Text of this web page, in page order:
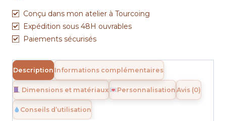
perles
tissées
AZURA
Conçu dans mon atelier à Tourcoing
Expédition sous 48H ouvrables
Paiements sécurisés
Description Informations complémentaires
Dimensions et matériaux Personnalisation Avis (0)
Conseils d’utilisation